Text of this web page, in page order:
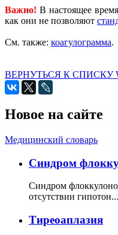
Важно! В настоящее
как они не позволяют
См. также: коагулограмма.
ВЕРНУТЬСЯ К СПИСКУ
Новое на сайте
Медицинский словарь
Cиндром
Синдром
отсутствии гипотон...
Тиреоаплазия